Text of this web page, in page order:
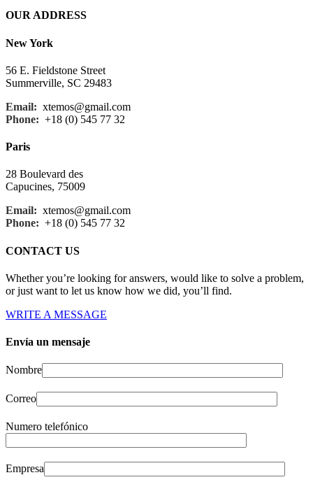
OUR ADDRESS
New York
56 E. Fieldstone Street
Summerville, SC 29483
Email: xtemos@gmail.com
Phone: +18 (0) 545 77 32
Paris
28 Boulevard des
Capucines, 75009
Email: xtemos@gmail.com
Phone: +18 (0) 545 77 32
CONTACT US
Whether you’re looking for answers, would like to solve a problem,
or just want to let us know how we did, you’ll find.
WRITE A MESSAGE
Envía un mensaje
Nombre
Correo
Numero telefónico
Empresa